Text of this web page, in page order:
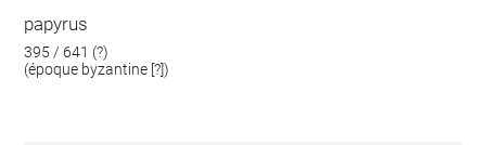
papyrus
395 / 641 (?)
(époque byzantine [?])